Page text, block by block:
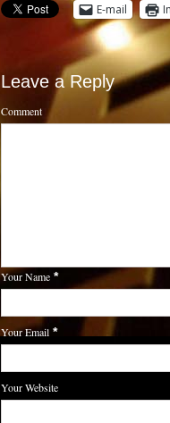
E-mail
Leave a Reply
Comment
Your Name *
Your Email *
Your Website